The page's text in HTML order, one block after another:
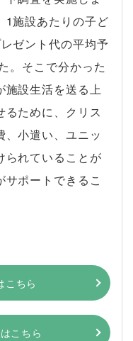
1施設あたりの子ど
ゼント代の平均予
。そこで分かった
施設生活を送る上
るために、クリス
、小遣い、ユニッ
られていることが
ポートできるこ
こちら
こちら